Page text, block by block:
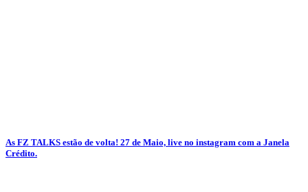
As FZ TALKS estão de volta! 27 de Maio, live no instagram com a Janela
Crédito.